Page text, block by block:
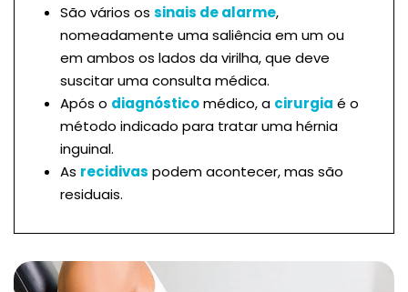
São vários os sinais de alarme,
nomeadamente uma saliência em um ou
em ambos os lados da virilha, que deve
suscitar uma consulta médica.
Após o diagnósticomédico, a cirurgia é o
método indicado para tratar uma hérnia
inguinal.
As recidivas podem acontecer, mas são
residuais.